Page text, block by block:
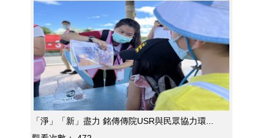
「淨」「新」盡力 銘傳傳院USR與民眾協力環...